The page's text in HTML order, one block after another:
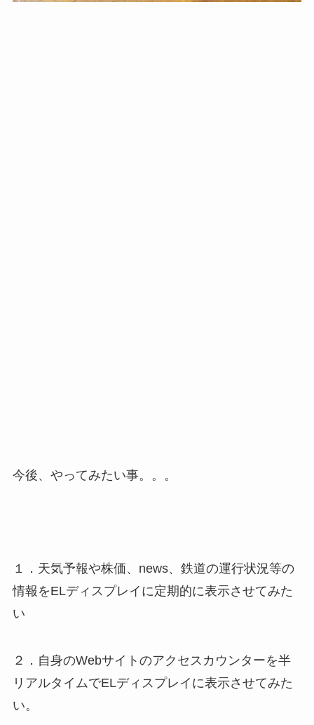
今後、やってみたい事。。。
１．天気予報や株価、news、鉄道の運行状況等の
情報をELディスプレイに定期的に表示させてみた
い
２．自身のWebサイトのアクセスカウンターを半
リアルタイムでELディスプレイに表示させてみた
い。